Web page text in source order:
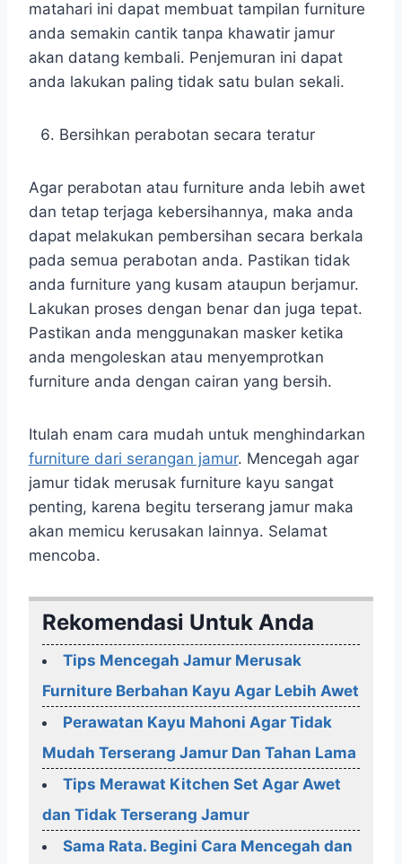
matahari ini dapat membuat tampilan furniture
anda semakin cantik tanpa khawatir jamur
akan datang kembali. Penjemuran ini dapat
anda lakukan paling tidak satu bulan sekali.
Bersihkan perabotan secara teratur
Agar perabotan atau furniture anda lebih awet
dan tetap terjaga kebersihannya, maka anda
dapat melakukan pembersihan secara berkala
pada semua perabotan anda. Pastikan tidak
anda furniture yang kusam ataupun berjamur.
Lakukan proses dengan benar dan juga tepat.
Pastikan anda menggunakan masker ketika
anda mengoleskan atau menyemprotkan
furniture anda dengan cairan yang bersih.
Itulah enam cara mudah untuk menghindarkan
furniture dari serangan jamur. Mencegah agar
jamur tidak merusak furniture kayu sangat
penting, karena begitu terserang jamur maka
akan memicu kerusakan lainnya. Selamat
mencoba.
Rekomendasi Untuk Anda
Tips Mencegah Jamur Merusak
Furniture Berbahan Kayu Agar Lebih Awet
Perawatan Kayu Mahoni Agar Tidak
Mudah Terserang Jamur Dan Tahan Lama
Tips Merawat Kitchen Set Agar Awet
dan Tidak Terserang Jamur
Sama Rata. Begini Cara Mencegah dan